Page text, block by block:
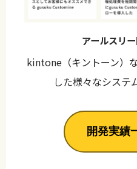
アールスリ
kintone（キントーン）
した様々なシステ
開発実績